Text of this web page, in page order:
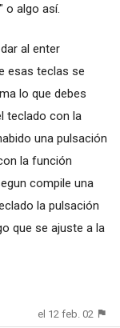
o algo así.
al enter
esas teclas se
lo que debes
teclado con la
una pulsación
la función
compile una
la pulsación
que se ajuste a la
el 12 feb. 02